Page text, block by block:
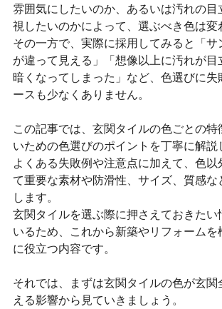
雰囲気にしたいのか、あるいは汚れの目
視したいのかによって、選ぶべき色は変
その一方で、実際に採用してみると「
が違って見える」「想像以上に汚れが
暗くなってしまった」など、色選びに失
ースも少なくありません。
この記事では、玄関タイルの色ごとの特
いための色選びのポイントを丁寧に解説
よくある失敗例や注意点に加えて、色以
て重要な素材や防滑性、サイズ、質感な
します。
玄関タイルを選ぶ際に押さえておきたい
いるため、これから新築やリフォーム
に役立つ内容です。
それでは、まずは玄関タイルの色が玄
える影響から見ていきましょう。